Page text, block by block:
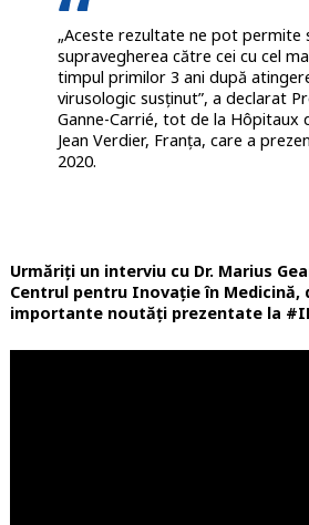
„Aceste rezultate ne pot permite
supravegherea către cei cu cel
timpul primilor 3 ani după
virusologic susținut”, a declarat
Ganne-Carrié, tot de la Hôpitaux
Jean Verdier, Franța, care a
2020.
Urmăriți un interviu cu Dr. Marius
Centrul pentru Inovație în Medicină,
importante noutăți prezentate la